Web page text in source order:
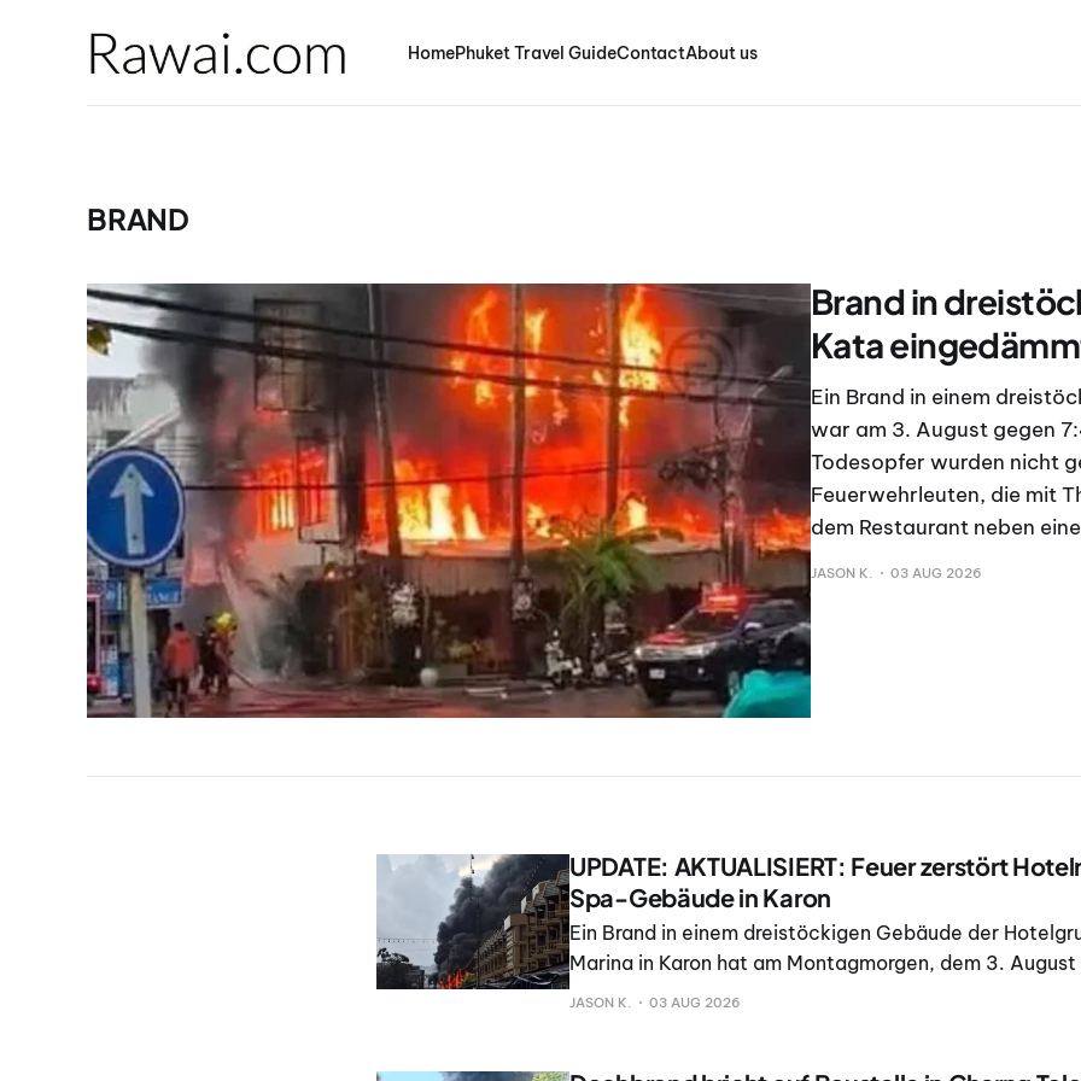
HomePhuket Travel GuideContactAbout us
BRAND
Brand in
Kata
Ein Brand in einem
war am 3. August gegen
Todesopfer wurden nicht
Feuerwehrleuten, die mit
dem Restaurant neben
JASON K. 03 AUG 2026
UPDATE: AKTUALISIERT: Feuer zerstört
Spa-Gebäude in Karon
Ein Brand in einem dreistöckigen Gebäude der
Marina in Karon hat am Montagmorgen, dem 3.
Gebäude zerstört, berichtete The Bangkok Post. The
JASON K. 03 AUG 2026